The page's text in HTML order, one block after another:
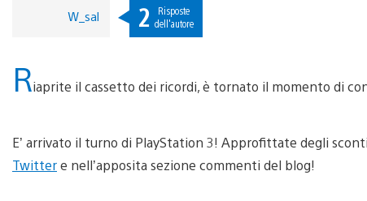
W_sal 2
Risposte
dell'autore
Riaprite il cassetto dei ricordi, è tornato il momento di
E’ arrivato il turno di PlayStation 3! Approfittate degli
Twittere nell’apposita sezione commenti del blog!